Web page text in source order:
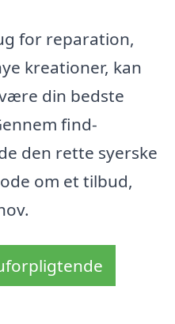
for reparation,
kreationer, kan
din bedste
find-
den rette syerske
om et tilbud,